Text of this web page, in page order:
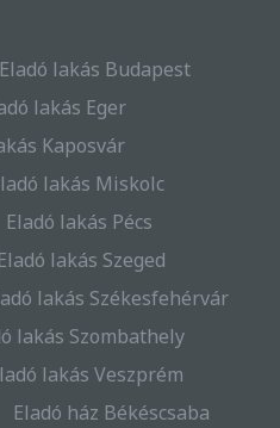
Eladó lakás Budapest
lakás Eger
Kaposvár
lakás Miskolc
Eladó lakás Pécs
Eladó lakás Szeged
lakás Székesfehérvár
lakás Szombathely
lakás Veszprém
Eladó ház Békéscsaba